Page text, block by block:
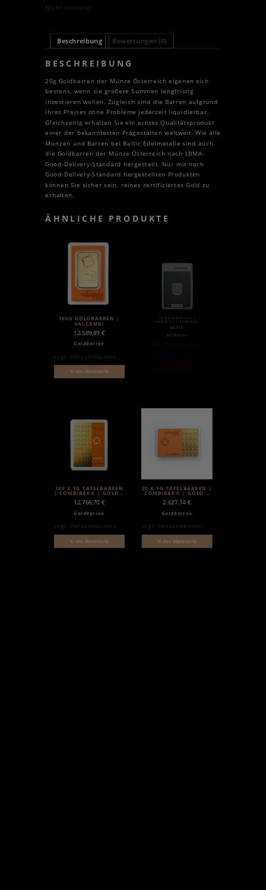
Nicht vorrätig
Beschreibung Bewertungen (0)
BESCHREIBUNG
20g Goldbarren der Münze Österreich eigenen sich
bestens, wenn sie größere Summen langfristig
investieren wollen. Zugleich sind die Barren aufgrund
ihres Preises ohne Probleme jederzeit liquidierbar.
Gleichzeitig erhalten Sie ein echtes Qualitätsprodukt
einer der bekanntesten Prägestätten weltweit. Wie alle
Münzen und Barren bei Baltic Edelmetalle sind auch
die Goldbarren der Münze Österreich nach LBMA-
Good-Delivery-Standard hergestellt. Nur mit nach
Good-Delivery-Standard hergestellten Produkten
können Sie sicher sein, reines zertifiziertes Gold zu
erhalten.
ÄHNLICHE PRODUKTE
100G GOLDBARREN |
VALCAMBI
12.589,89 €
Goldbarren
zzgl.Versandkosten
In den Warenkorb
1G GOLDBARREN |
HERAEUS | GEPRÄGT
68,31€
Goldbarren
Weiterlesen
Nicht auf Lager
100 X 1G TAFELBARREN
| COMBIBAR® | GOLD |
VALCAMBI
12.766,70 €
Goldbarren
zzgl.Versandkosten
In den Warenkorb
20 X 1G TAFELBARREN |
COMBIBAR® | GOLD |
VALCAMBI
2.627,14 €
Goldbarren
zzgl. Versandkosten
In den Warenkorb